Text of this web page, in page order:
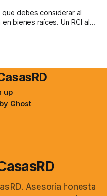
debes considerar al
bienes raíces. Un ROI alto
up
Ghost
Asesoría honesta